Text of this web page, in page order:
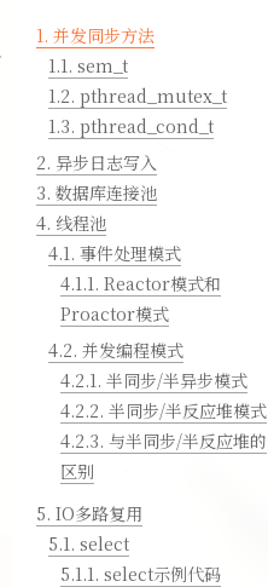
1. 并发同步方法
1.1. sem_t
1.2. pthread_mutex_t
1.3. pthread_cond_t
2. 异步日志写入
3. 数据库连接池
4. 线程池
4.1. 事件处理模式
4.1.1. Reactor模式和
Proactor模式
4.2. 并发编程模式
4.2.1. 半同步/半异步模式
4.2.2. 半同步/半反应堆模式
4.2.3. 与半同步/半反应堆的
区别
5. IO多路复用
5.1. select
5.1.1. select示例代码